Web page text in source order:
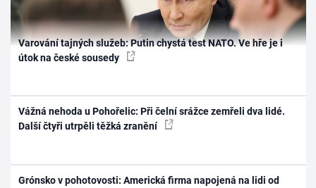
Varování tajných služeb: Putin chystá test NATO. Ve hře je i
útok na české sousedy
Vážná nehoda u Pohořelic: Při čelní srážce zemřeli dva lidé.
Další čtyři utrpěli těžká zranění
Grónsko v pohotovosti: Americká firma napojená na lidi od